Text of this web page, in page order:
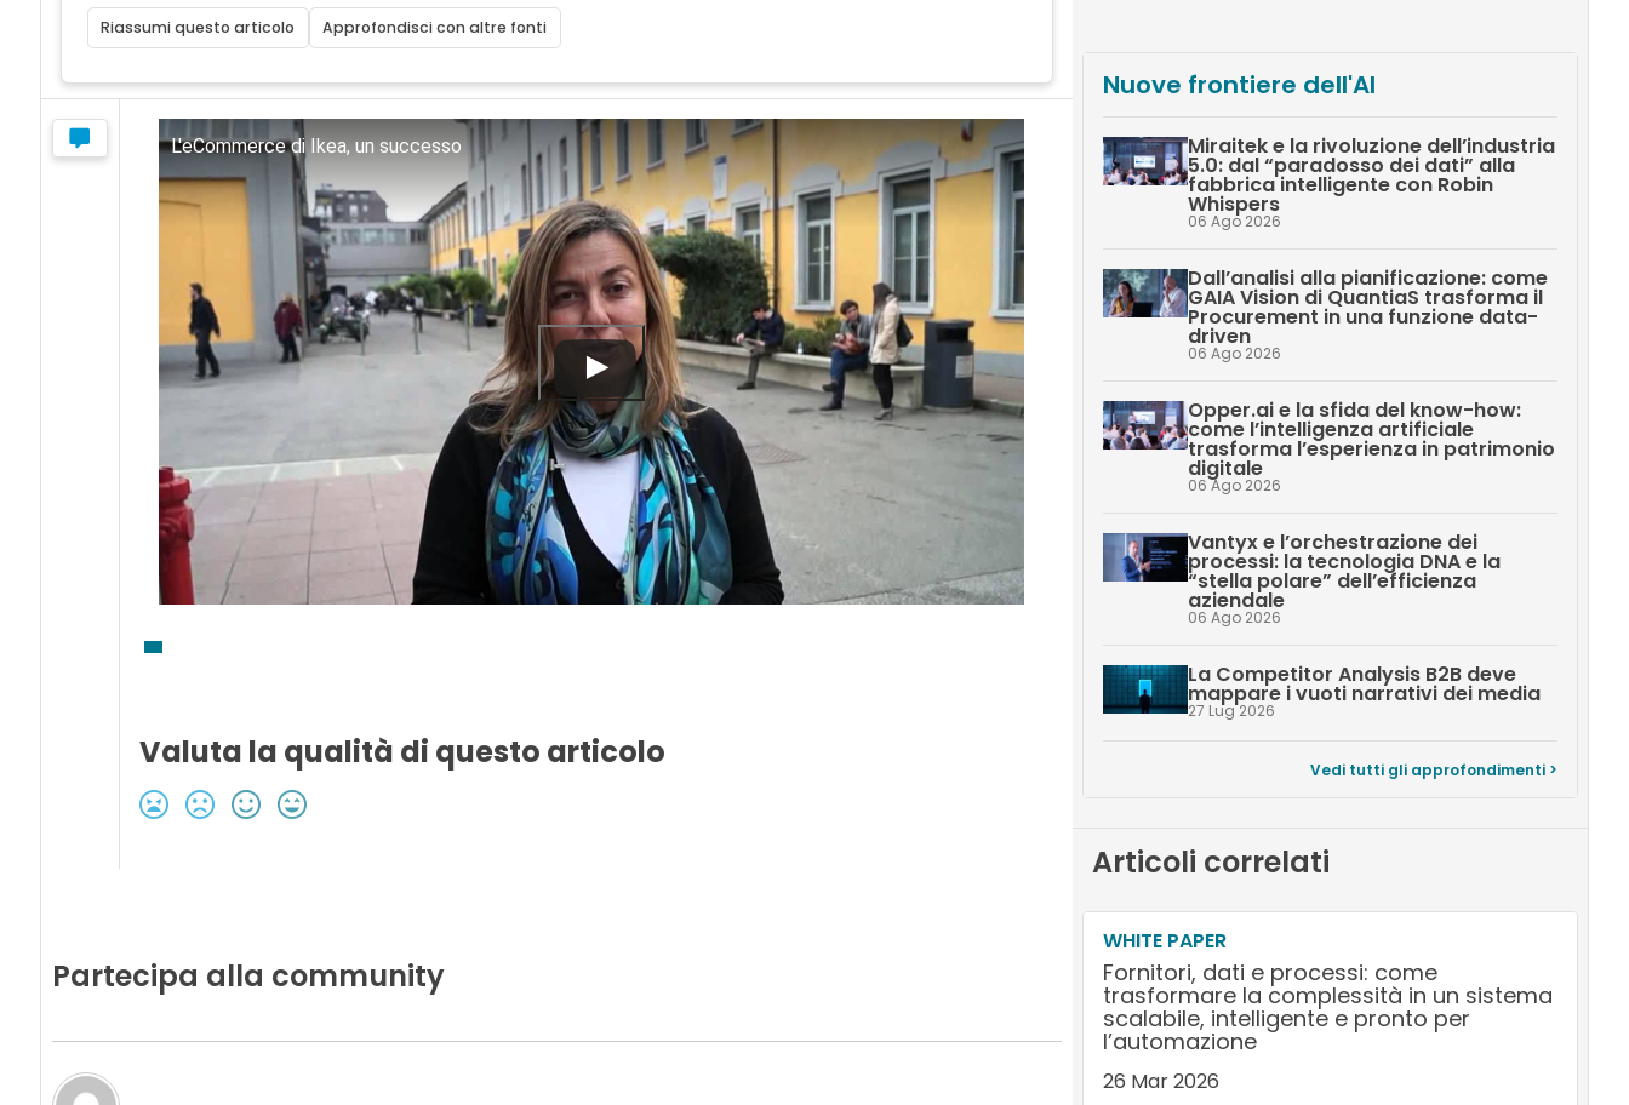
Riassumi questo articolo Approfondisci con altre fonti
L'eCommerce di Ikea, un successo
Valuta la qualità di questo articolo
Partecipa alla community
Nuove frontiere dell'AI
Miraitek e la rivoluzione dell’industria
5.0: dal “paradosso dei dati” alla
fabbrica intelligente con Robin
Whispers
06 Ago 2026
Dall’analisi alla pianificazione: come
GAIA Vision di QuantiaS trasforma il
Procurement in una funzione data-
driven
06 Ago 2026
Opper.ai e la sfida del know-how:
come l’intelligenza artificiale
trasforma l’esperienza in patrimonio
digitale
06 Ago 2026
Vantyx e l’orchestrazione dei
processi: la tecnologia DNA e la
“stella polare” dell’efficienza
aziendale
06 Ago 2026
La Competitor Analysis B2B deve
mappare i vuoti narrativi dei media
27 Lug 2026
Vedi tutti gli approfondimenti >
Articoli correlati
WHITE PAPER
Fornitori, dati e processi: come
trasformare la complessità in un sistema
scalabile, intelligente e pronto per
l’automazione
26 Mar 2026